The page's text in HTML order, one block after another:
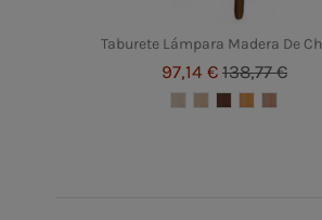
Taburete Lámpara Madera De
97,14 € 138,77 €